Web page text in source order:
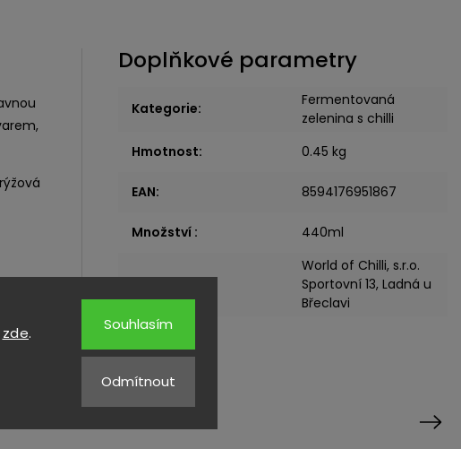
zde.
Odmítnout
Souhlasím
Doplňkové parametry
Kategorie:
Fermentovaná
zelenina s chilli
Hmotnost: 0.45 kg
EAN: 8594176951867
Množství : 440ml
World of Chilli, s.r.o.
Sportovní 13, Ladná u
Břeclavi
produkty Next